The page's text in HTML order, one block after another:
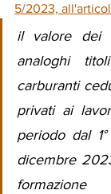
5/2023,
il valore dei
analoghi
carburanti
privati ai
periodo dal
dicembre